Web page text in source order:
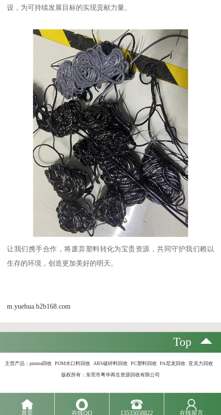
设，为可持续发展目标的实现贡献力量。
让我们携手合作，将废弃塑料转化为宝贵资源，共同守护我们赖以
生存的环境，创造更加美好的明天。
m.yuehua.b2b168.com
Top
主营产品： pmma回收 POM水口料回收 ABS破碎料回收 PC塑料回收 PA尼龙回收 亚克力回收
版权所有：东莞市粤华再生资源回收有限公司
首页 在线QQ 13535058822 在线留言